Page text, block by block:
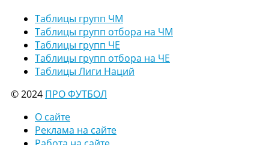
Таблицы групп ЧМ
Таблицы групп отбора на ЧМ
Таблицы групп ЧЕ
Таблицы групп отбора на ЧЕ
Таблицы Лиги Наций
© 2024 ПРО ФУТБОЛ
О сайте
Реклама на сайте